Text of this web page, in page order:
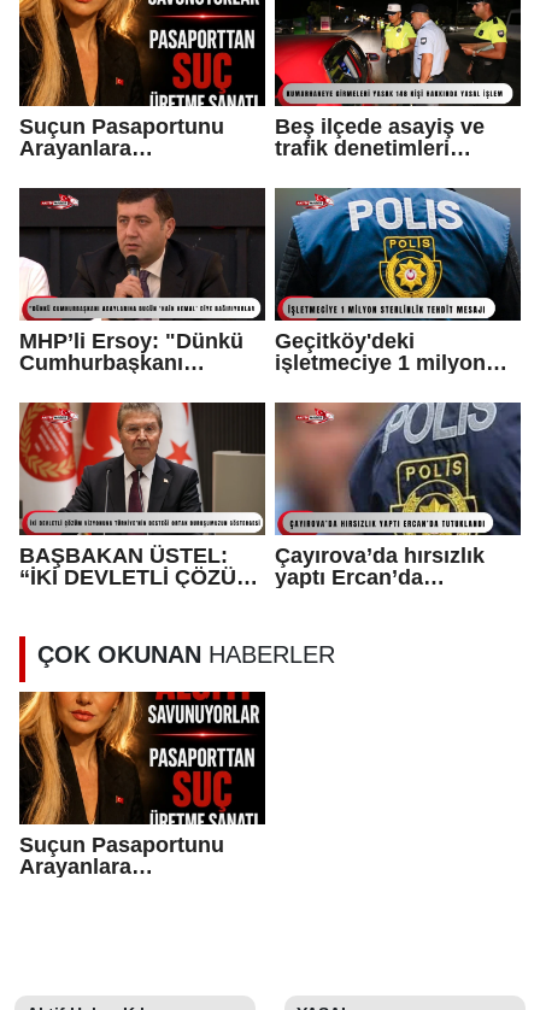
Suçun Pasaportunu
Arayanlara…
Beş ilçede asayiş ve
trafik denetimleri
MHP’li Ersoy: "Dünkü
Cumhurbaşkanı
Kemal’ diye
bağırıyorlar"
Geçitköy'deki
işletmeciye 1 milyon
1 tutuklu var
BAŞBAKAN ÜSTEL:
“İKİ DEVLETLİ ÇÖZÜM
ORTAK
DURUŞUMUZUN
GÖSTERGESİ”
Çayırova’da hırsızlık
yaptı Ercan’da
ÇOK OKUNAN HABERLER
Suçun Pasaportunu
Arayanlara…